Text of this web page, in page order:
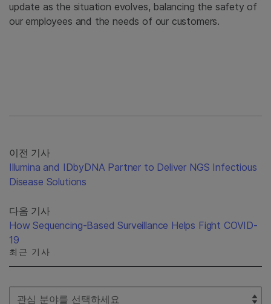
update as the situation evolves, balancing the safety of
our employees and the needs of our customers.
이전 기사
Illumina and IDbyDNA Partner to Deliver NGS Infectious
Disease Solutions
다음 기사
How Sequencing-Based Surveillance Helps Fight COVID-
19
최근 기사
Select Filter